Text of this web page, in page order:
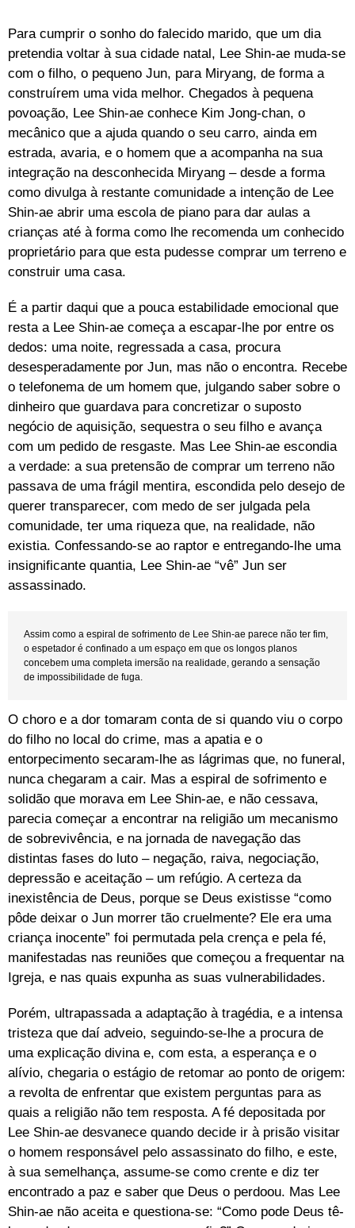
Para cumprir o sonho do falecido marido, que um dia
pretendia voltar à sua cidade natal, Lee Shin-ae muda-se
com o filho, o pequeno Jun, para Miryang, de forma a
construírem uma vida melhor. Chegados à pequena
povoação, Lee Shin-ae conhece Kim Jong-chan, o
mecânico que a ajuda quando o seu carro, ainda em
estrada, avaria, e o homem que a acompanha na sua
integração na desconhecida Miryang – desde a forma
como divulga à restante comunidade a intenção de Lee
Shin-ae abrir uma escola de piano para dar aulas a
crianças até à forma como lhe recomenda um conhecido
proprietário para que esta pudesse comprar um terreno e
construir uma casa.
É a partir daqui que a pouca estabilidade emocional que
resta a Lee Shin-ae começa a escapar-lhe por entre os
dedos: uma noite, regressada a casa, procura
desesperadamente por Jun, mas não o encontra. Recebe
o telefonema de um homem que, julgando saber sobre o
dinheiro que guardava para concretizar o suposto
negócio de aquisição, sequestra o seu filho e avança
com um pedido de resgaste. Mas Lee Shin-ae escondia
a verdade: a sua pretensão de comprar um terreno não
passava de uma frágil mentira, escondida pelo desejo de
querer transparecer, com medo de ser julgada pela
comunidade, ter uma riqueza que, na realidade, não
existia. Confessando-se ao raptor e entregando-lhe uma
insignificante quantia, Lee Shin-ae “vê” Jun ser
assassinado.
Assim como a espiral de sofrimento de Lee Shin-ae parece não ter fim,
o espetador é confinado a um espaço em que os longos planos
concebem uma completa imersão na realidade, gerando a sensação
de impossibilidade de fuga.
O choro e a dor tomaram conta de si quando viu o corpo
do filho no local do crime, mas a apatia e o
entorpecimento secaram-lhe as lágrimas que, no funeral,
nunca chegaram a cair. Mas a espiral de sofrimento e
solidão que morava em Lee Shin-ae, e não cessava,
parecia começar a encontrar na religião um mecanismo
de sobrevivência, e na jornada de navegação das
distintas fases do luto – negação, raiva, negociação,
depressão e aceitação – um refúgio. A certeza da
inexistência de Deus, porque se Deus existisse “como
pôde deixar o Jun morrer tão cruelmente? Ele era uma
criança inocente” foi permutada pela crença e pela fé,
manifestadas nas reuniões que começou a frequentar na
Igreja, e nas quais expunha as suas vulnerabilidades.
Porém, ultrapassada a adaptação à tragédia, e a intensa
tristeza que daí adveio, seguindo-se-lhe a procura de
uma explicação divina e, com esta, a esperança e o
alívio, chegaria o estágio de retomar ao ponto de origem:
a revolta de enfrentar que existem perguntas para as
quais a religião não tem resposta. A fé depositada por
Lee Shin-ae desvanece quando decide ir à prisão visitar
o homem responsável pelo assassinato do filho, e este,
à sua semelhança, assume-se como crente e diz ter
encontrado a paz e saber que Deus o perdoou. Mas Lee
Shin-ae não aceita e questiona-se: “Como pode Deus tê-